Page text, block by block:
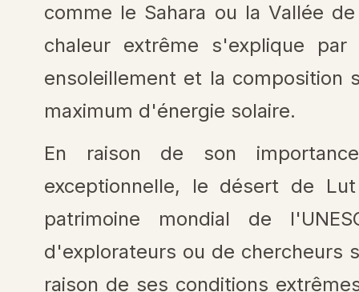
comme le Sahara ou la Vallée
chaleur extrême s'explique
ensoleillement et la composition
maximum d'énergie solaire.
En raison de son
exceptionnelle, le désert de
patrimoine mondial de
d'explorateurs ou de chercheurs
raison de ses conditions